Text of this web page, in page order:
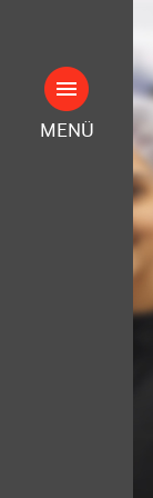
MENÜ